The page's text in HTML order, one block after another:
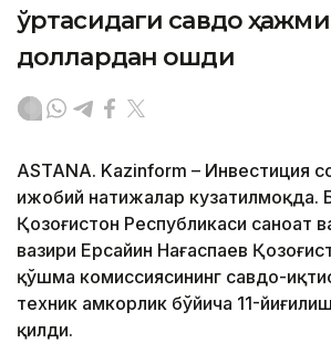
ўртасидаги савдо
доллардан ошди
ASTANA. Kazinform – Инвестиция
ижобий натижалар кузатилмоқда.
Қозоғистон Республикаси саноат
вазири Ерсайин Нағаспаев
қўшма комиссиясининг савдо-
техник ҳамкорлик бўйича 11-
қилди.